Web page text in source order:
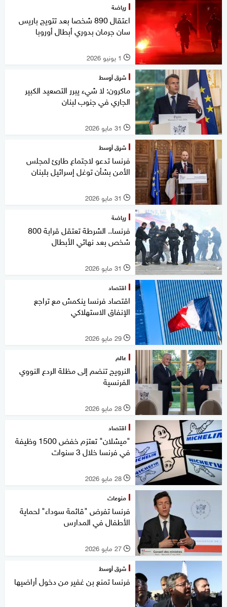
رياضة
اعتقال 890 شخصا بعد تتويج باريس
سان جرمان بدوري أبطال أوروبا
l 1 يونيو 2026
شرق أوسط
ماكرون: لا شيء يبرر التصعيد الكبير
الجاري في جنوب لبنان
l 31 مايو 2026
شرق أوسط
فرنسا تدعو لاجتماع طارئ لمجلس
الأمن بشأن توغل إسرائيل بلبنان
l 31 مايو 2026
رياضة
فرنسا.. الشرطة تعتقل قرابة 800
شخص بعد نهائي الأبطال
l 31 مايو 2026
اقتصاد
اقتصاد فرنسا ينكمش مع تراجع
الإنفاق الاستهلاكي
l 29 مايو 2026
عالم
النرويج تنضم إلى مظلة الردع النووي
الفرنسية
l 28 مايو 2026
اقتصاد
"ميشلان" تعتزم خفض 1500 وظيفة
في فرنسا خلال 3 سنوات
l 28 مايو 2026
منوعات
فرنسا تفرض "قائمة سوداء" لحماية
الأطفال في المدارس
l 27 مايو 2026
شرق أوسط
فرنسا تمنع بن غفير من دخول أراضيها